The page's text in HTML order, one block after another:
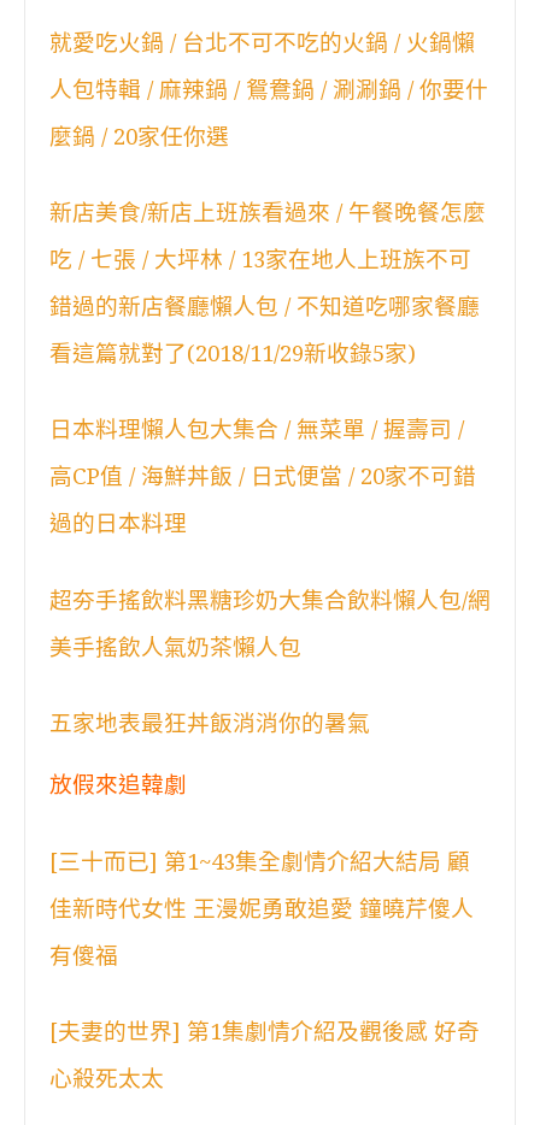
就愛吃火鍋 / 台北不可不吃的火鍋 / 火鍋懶
人包特輯 / 麻辣鍋 / 鴛鴦鍋 / 涮涮鍋 / 你要什
麼鍋 / 20家任你選
新店美食/新店上班族看過來 / 午餐晚餐怎麼
吃 / 七張 / 大坪林 / 13家在地人上班族不可
錯過的新店餐廳懶人包 / 不知道吃哪家餐廳
看這篇就對了(2018/11/29新收錄5家)
日本料理懶人包大集合 / 無菜單 / 握壽司 /
高CP值 / 海鮮丼飯 / 日式便當 / 20家不可錯
過的日本料理
超夯手搖飲料黑糖珍奶大集合飲料懶人包/網
美手搖飲人氣奶茶懶人包
五家地表最狂丼飯消消你的暑氣
放假來追韓劇
[三十而已] 第1~43集全劇情介紹大結局 顧
佳新時代女性 王漫妮勇敢追愛 鐘曉芹傻人
有傻福
[夫妻的世界] 第1集劇情介紹及觀後感 好奇
心殺死太太